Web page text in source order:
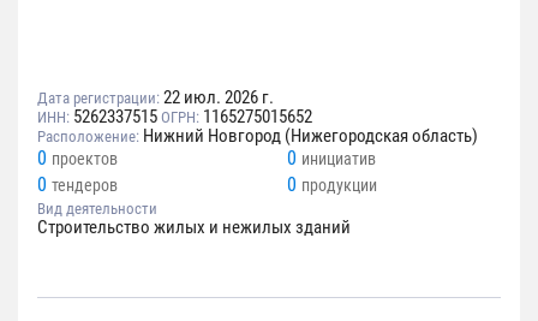
Дата регистрации: 22 июл. 2026 г.
ИНН: 5262337515 ОГРН: 1165275015652
Расположение: Нижний Новгород (Нижегородская область)
0 проектов 0 инициатив
0 тендеров 0 продукции
Вид деятельности
Строительство жилых и нежилых зданий